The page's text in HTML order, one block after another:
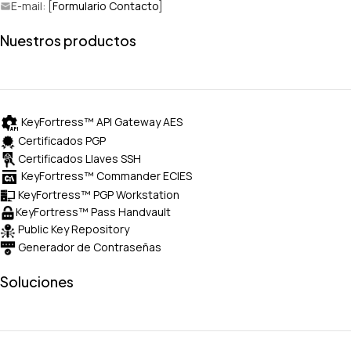
E-mail: [ Formulario Contacto
Nuestros productos
KeyFortress™ API Gateway AES
Certificados PGP
Certificados Llaves SSH
KeyFortress™ Commander ECIES
KeyFortress™ PGP Workstation
KeyFortress™ Pass Handvault
Public Key Repository
Generador de Contraseñas
Soluciones